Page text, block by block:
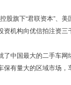
股旗下“君联资本”、
机构向优信拍注资
中国最大的二手车网
保有量大的区域市场